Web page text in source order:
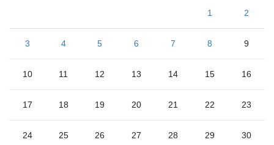
1 2
3 4 5 6 7 8 9
10 11 12 13 14 15 16
17 18 19 20 21 22 23
24 25 26 27 28 29 30